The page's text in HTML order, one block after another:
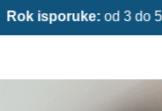
od 3 do 5 dana.